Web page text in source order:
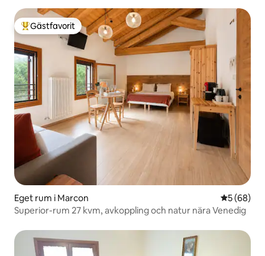
Populär gästfavorit
Gästfavorit
Eget rum i Marcon 5 av 5 i
5 (68)
Superior-rum 27 kvm, avkoppling och natur nära Venedig